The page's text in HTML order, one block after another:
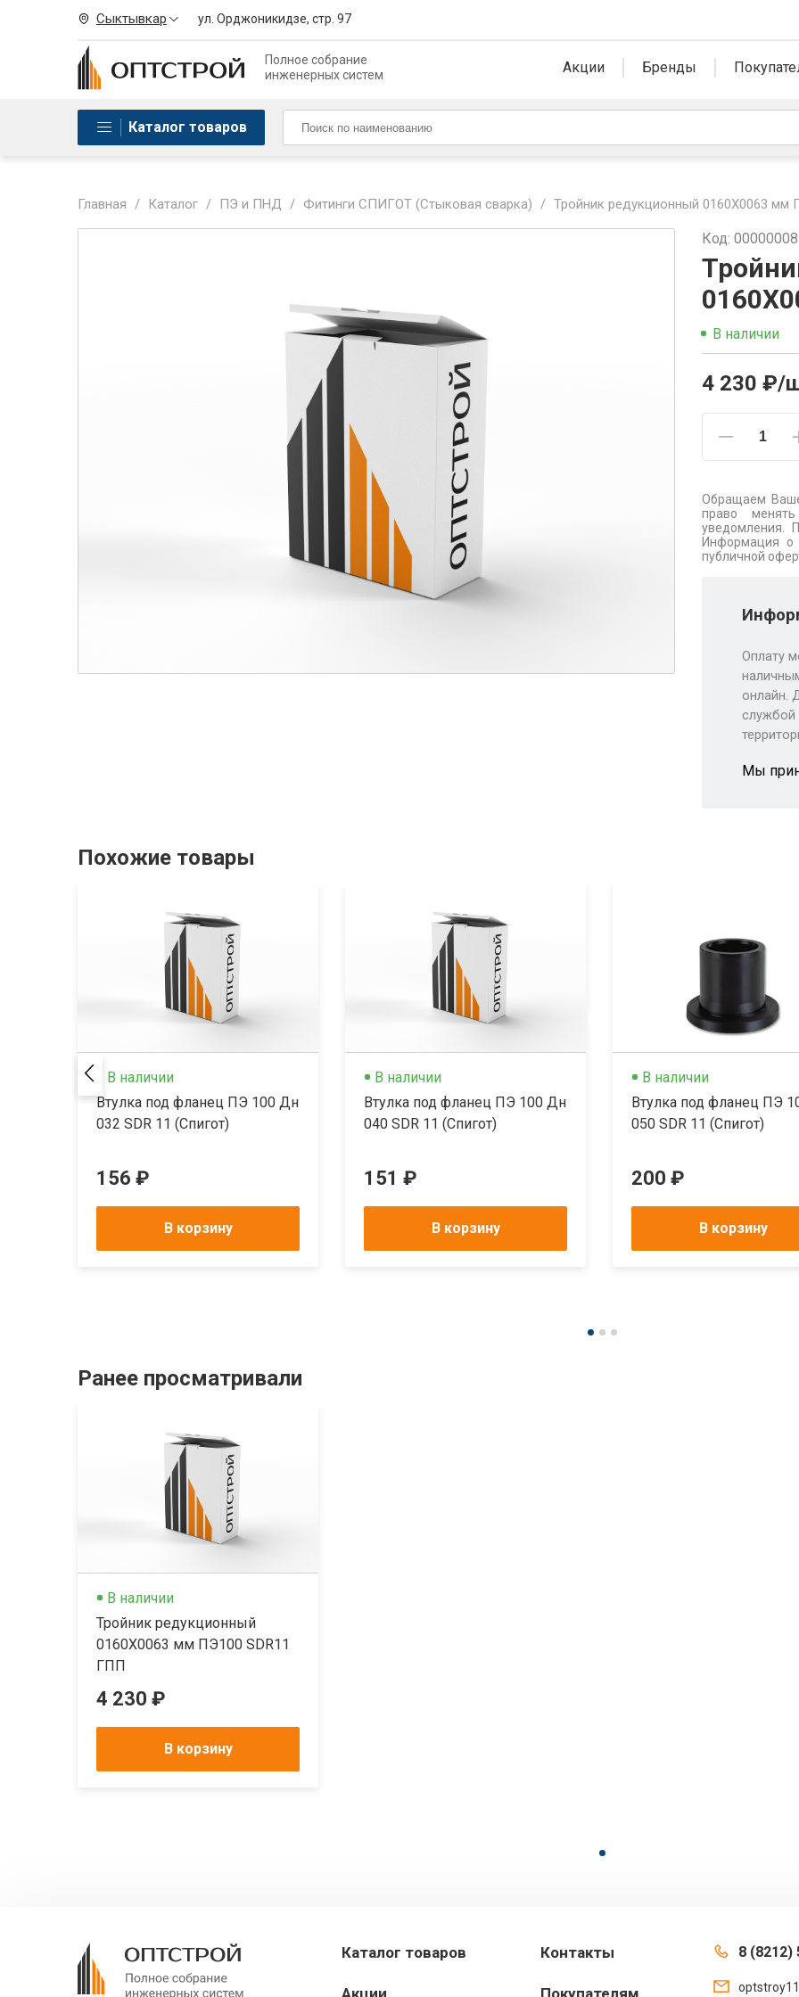
Сыктывкар ул. Орджоникидзе, стр. 97
Полное собрание
инженерных систем
Акции Бренды
Каталог товаров
Главная / Каталог / ПЭ и ПHД / Фитинги СПИГОТ (Стыковая сварка) / Тройник редукционный 0160Х0063 мм
Код:
В наличии
4 230 ₽/
Обращаем
право менять
уведомления.
Информация о
публичной
Оплату
онлайн.
службой
Мы
Похожие товары
В наличии
Втулка под фланец ПЭ 100 Дн
032 SDR 11 (Спигот)
156 ₽
В корзину
В наличии
Втулка под фланец ПЭ 100 Дн
040 SDR 11 (Спигот)
151 ₽
В корзину
В наличии
Втулка под фланец ПЭ
050 SDR 11 (Спигот)
200 ₽
В корзину
Ранее просматривали
В наличии
Тройник редукционный
0160Х0063 мм ПЭ100 SDR11
ГПП
4 230 ₽
В корзину
Каталог товаров
Акции
Контакты
Покупателям
8 (8212)